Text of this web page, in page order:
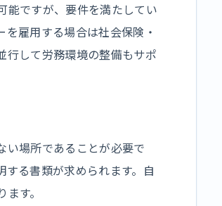
能ですが、要件を満たしてい
雇用する場合は社会保険・
行して労務環境の整備もサポ
い場所であることが必要で
る書類が求められます。自
す。